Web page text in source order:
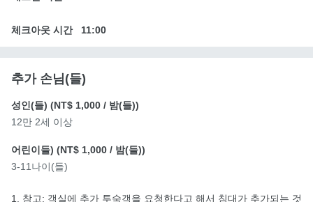
체크아웃 시간 11:00
추가 손님(들)
성인(들) (NT$ 1,000 / 밤(들))
12만 2세 이상
어린이들) (NT$ 1,000 / 밤(들))
3-11나이(들)
1. 참고: 객실에 추가 투숙객을 요청한다고 해서 침대가 추가되는 것